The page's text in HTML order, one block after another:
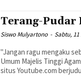
Terang-Pudar
Siswo Mulyartono - Sabtu,
"Jangan ragu mengaku
Umum Majelis Tinggi
situs Youtube.com